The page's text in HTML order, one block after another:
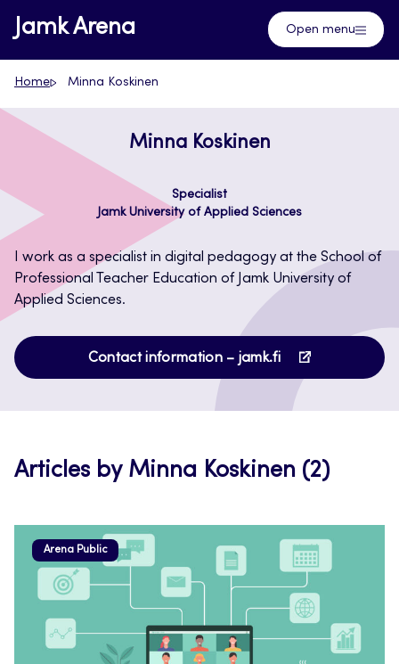
Skip
to
content
Jamk Arena Open menu
Home Minna Koskinen
Minna Koskinen
Specialist
Jamk University of Applied Sciences
I work as a specialist in digital pedagogy at the School of
Professional Teacher Education of Jamk University of
Applied Sciences.
Contact information – jamk.fi
Opens
in
Articles by Minna Koskinen (2)
Arena Public